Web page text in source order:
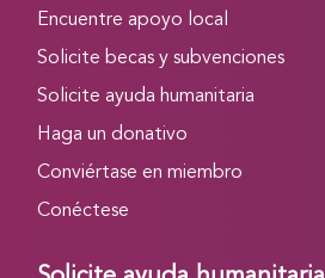
Encuentre apoyo local
Solicite becas y subvenciones
Solicite ayuda humanitaria
Haga un donativo
Conviértase en miembro
Conéctese